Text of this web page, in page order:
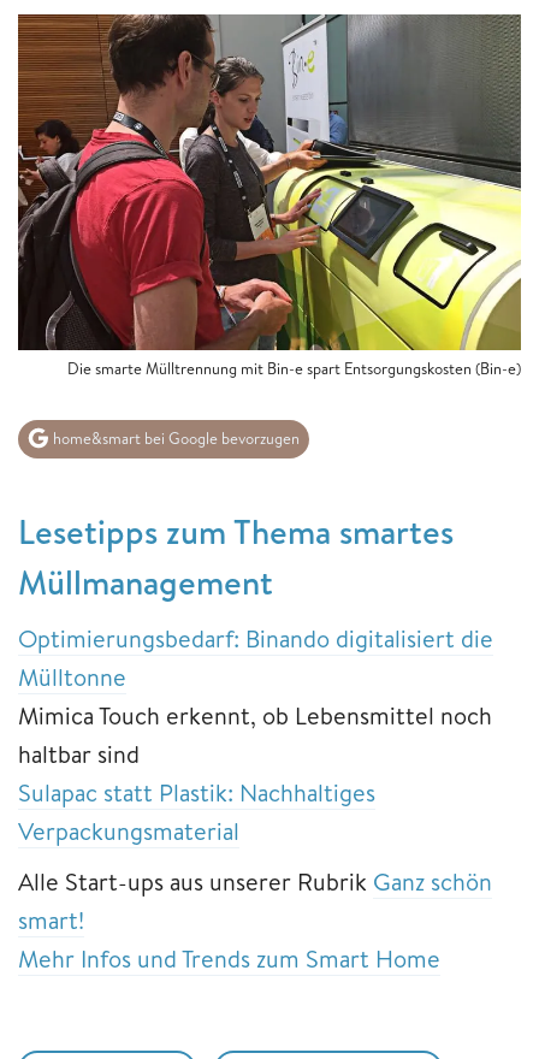
Die smarte Mülltrennung mit Bin-e spart Entsorgungskosten (Bin-e)
home&smart bei Google bevorzugen
Lesetipps zum Thema smartes
Müllmanagement
Optimierungsbedarf: Binando digitalisiert die
Mülltonne
Mimica Touch erkennt, ob Lebensmittel noch
haltbar sind
Sulapac statt Plastik: Nachhaltiges
Verpackungsmaterial
Alle Start-ups aus unserer Rubrik Ganz schön
smart!
Mehr Infos und Trends zum Smart Home